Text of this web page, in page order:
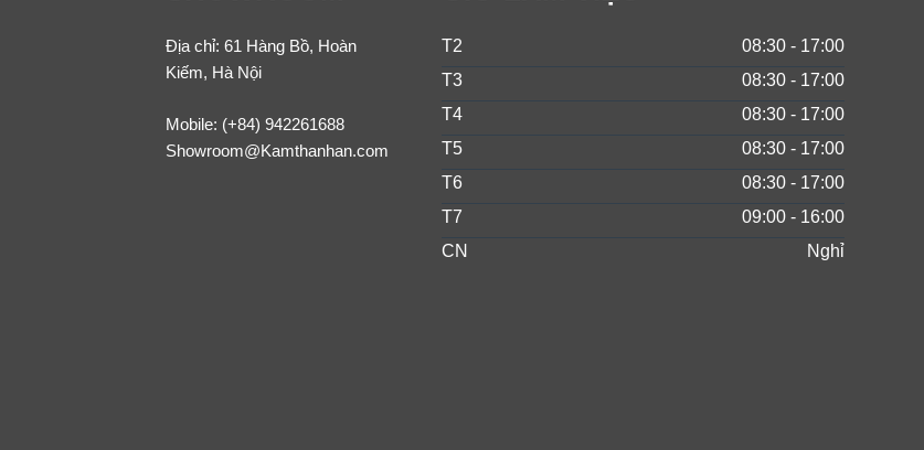
Địa chỉ: 61 Hàng Bồ, Hoàn
Kiếm, Hà Nội
Mobile: (+84) 942261688
Showroom@Kamthanhan.com
T2
08:30 - 17:00
T3
08:30 - 17:00
T4
08:30 - 17:00
T5
08:30 - 17:00
T6
08:30 - 17:00
T7
09:00 - 16:00
CN
Nghỉ